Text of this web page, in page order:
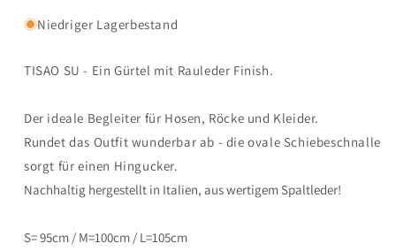
Niedriger Lagerbestand
TISAO SU - Ein Gürtel mit Rauleder Finish.
Der ideale Begleiter für Hosen, Röcke und Kleider.
Rundet das Outfit wunderbar ab - die ovale Schiebeschnalle
sorgt für einen Hingucker.
Nachhaltig hergestellt in Italien, aus wertigem Spaltleder!
S= 95cm / M=100cm / L=105cm